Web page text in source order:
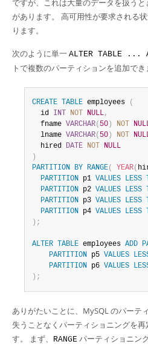
ですが、これは大量のデータを扱う
があります。 高可用性が要求される
ります。
次のように単一 ALTER TABLE ...
トで複数のパーティションを追加でき
CREATE TABLE employees
(
  id
INT NOT NULL,
  fname
VARCHAR( 50 ) NOT
  lname
VARCHAR( 50 ) NOT
  hired
DATE NOT
NULL
)
PARTITION BY RANGE( YEAR(
PARTITION p1 VALUES LESS
PARTITION p2 VALUES LESS
PARTITION p3 VALUES LESS
PARTITION p4 VALUES LESS
) ;
ALTER TABLE employees ADD
PARTITION p5 VALUES
PARTITION p6 VALUES
) ;
ありがたいことに、MySQL のパーテ
失うことなくパーティショニングを
す。 まず、
RANGE パーティショニン